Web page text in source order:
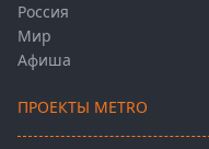
Россия
Мир
Афиша
ПРОЕКТЫ METRO